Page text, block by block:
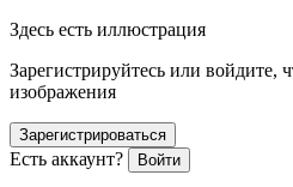
Здесь есть иллюстрация
Зарегистрируйтесь или войдите,
изображения
Зарегистрироваться
Есть аккаунт? Войти